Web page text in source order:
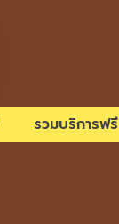
รวมบริการฟรี